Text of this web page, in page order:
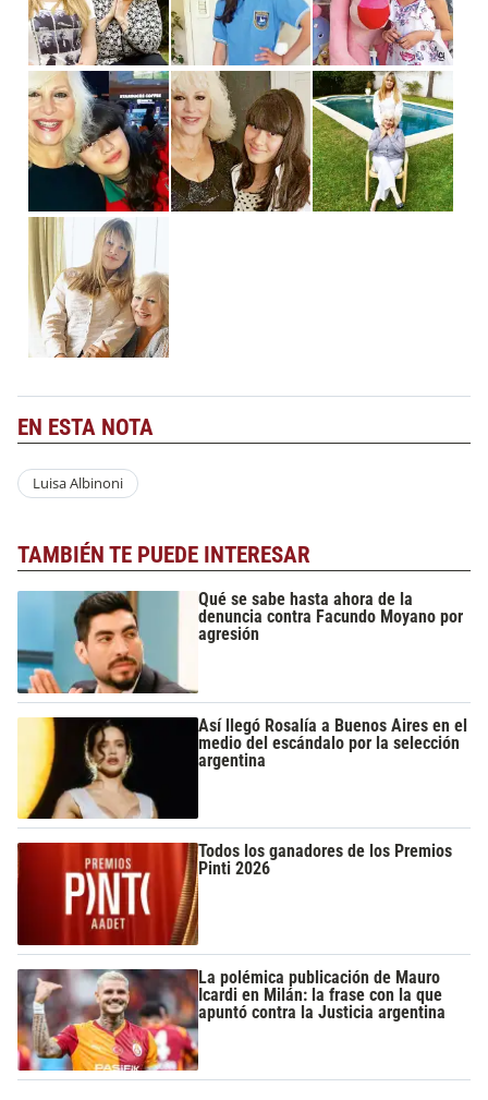
EN ESTA NOTA
Luisa Albinoni
TAMBIÉN TE PUEDE INTERESAR
Qué se sabe hasta ahora de la
denuncia contra Facundo Moyano por
agresión
Así llegó Rosalía a Buenos Aires en el
medio del escándalo por la selección
argentina
Todos los ganadores de los Premios
Pinti 2026
La polémica publicación de Mauro
Icardi en Milán: la frase con la que
apuntó contra la Justicia argentina